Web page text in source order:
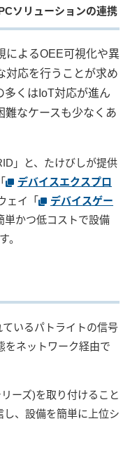
登録）
ソリューションの連携
によるOEE可視化や異
対応を行うことが求め
多くはIoT対応が進ん
難なケースも少なくあ
」と、たけびしが提供
デバイスエクスプロ
ェイ「
デバイスゲー
単かつ低コストで設備
。
いるパトライトの信号
をネットワーク経由で
ーズ)を取り付けること
、設備を簡単に上位シ